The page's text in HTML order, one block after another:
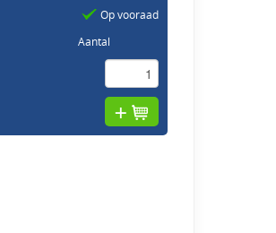
Op vooraad
Aantal